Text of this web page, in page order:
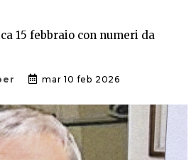
15 febbraio con numeri da
mar 10 feb 2026